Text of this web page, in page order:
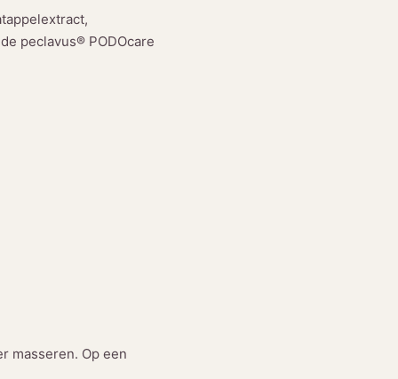
peclavus® PODOcare
masseren. Op een